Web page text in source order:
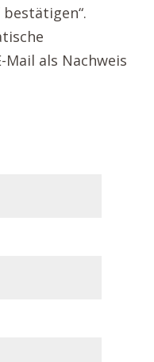
als Nachweis